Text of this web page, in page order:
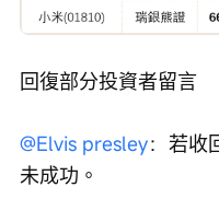
回復部分投資者留言
@Elvis presley：若收
未成功。